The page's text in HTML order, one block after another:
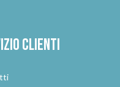
clienti